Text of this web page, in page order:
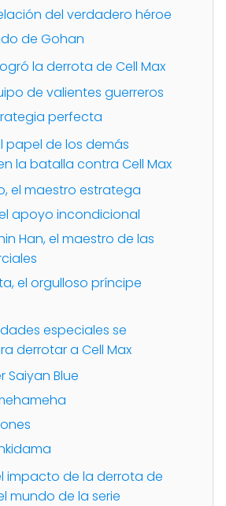
del verdadero héroe
de Gohan
la derrota de Cell Max
de valientes guerreros
perfecta
papel de los demás
la batalla contra Cell Max
el maestro estratega
el apoyo incondicional
Han, el maestro de las
el orgulloso príncipe
especiales se
derrotar a Cell Max
Saiyan Blue
impacto de la derrota de
mundo de la serie